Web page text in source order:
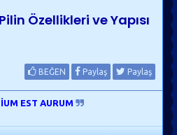
Özellikleri ve Yapısı
BEĞEN Paylaş Paylaş
EST AURUM